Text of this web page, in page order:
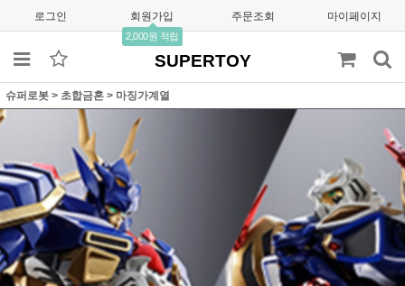
로그인 회원가입
2,000원 적립
주문조회 마이페이지
SUPERTOY
슈퍼로봇 > 초합금혼 > 마징가계열